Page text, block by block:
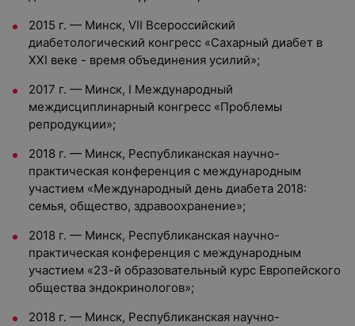
2015 г. — Минск, VII Всероссийский
диабетологический конгресс «Сахарный диабет в
XXI веке - время объединения усилий»;
2017 г. — Минск, I Международный
междисциплинарный конгресс «Проблемы
репродукции»;
2018 г. — Минск, Республиканская научно-
практическая конференция с международным
участием «Международный день диабета 2018:
семья, общество, здравоохранение»;
2018 г. — Минск, Республиканская научно-
практическая конференция с международным
участием «23-й образовательный курс Европейского
общества эндокринологов»;
2018 г. — Минск, Республиканская научно-